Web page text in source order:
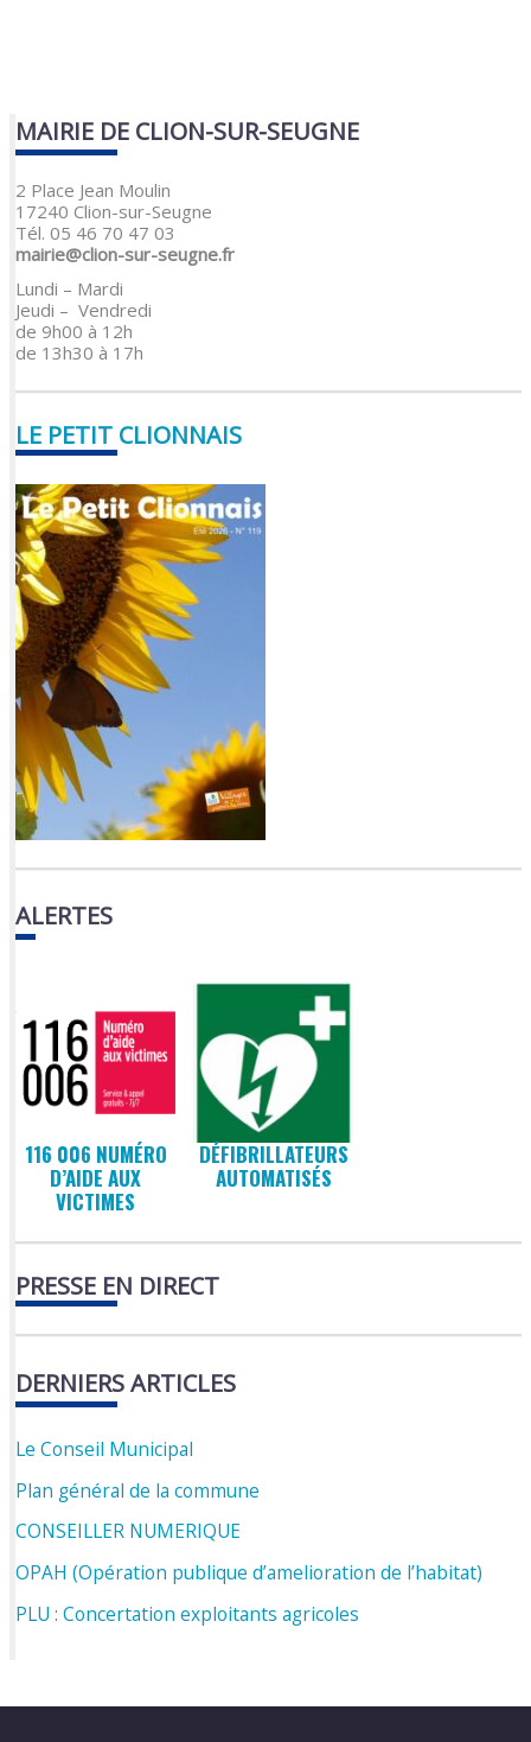
MAIRIE DE CLION-SUR-SEUGNE
2 Place Jean Moulin
17240 Clion-sur-Seugne
Tél. 05 46 70 47 03
mairie@clion-sur-seugne.fr
Lundi – Mardi
Jeudi – Vendredi
de 9h00 à 12h
de 13h30 à 17h
LE PETIT CLIONNAIS
ALERTES
116 006 NUMÉRO
D’AIDE AUX
VICTIMES
DÉFIBRILLATEURS
AUTOMATISÉS
PRESSE EN DIRECT
DERNIERS ARTICLES
Le Conseil Municipal
Plan général de la commune
CONSEILLER NUMERIQUE
OPAH (Opération publique d’amelioration de l’habitat)
PLU : Concertation exploitants agricoles